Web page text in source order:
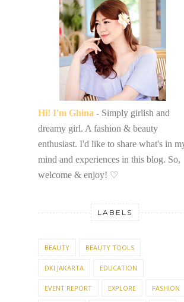
Hi! I'm Ghina - Simply girlish and
dreamy girl. A fashion & beauty
enthusiast. I'd like to share what's in
mind and experiences in this blog. So,
welcome & enjoy! ♡
LABELS
BEAUTY BEAUTY TOOLS
DKI JAKARTA EDUCATION
EVENT REPORT EXPLORE FASHION